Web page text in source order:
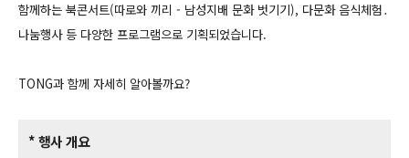
함께하는 북콘서트(따로와 끼리 - 남성지배 문화 벗기기), 다문화 음식체험․
나눔행사 등 다양한 프로그램으로 기획되었습니다.
TONG과 함께 자세히 알아볼까요?
* 행사 개요